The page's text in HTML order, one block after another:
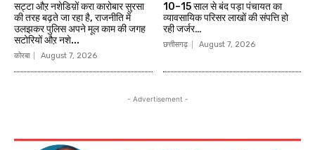
सट्टा औऱ नशेडिय़ों करा कारोबार सुरसा
की तरह बढ़ते जा रहा है, राजनीति में
उलझकर पुलिस अपने मूल काम की जगह
सटोरियों औऱ नशे...
कोरबा August 7, 2026
10–15 साल से बंद पड़ा पंचायत का
व्यावसायिक परिसर लाखों की संपत्ति हो
रही जर्जर…
छत्तीसगढ़ August 7, 2026
- Advertisement -